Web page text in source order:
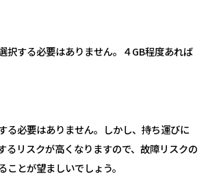
択する必要はありません。４GB程度あれば
る必要はありません。しかし、持ち運びに
るリスクが高くなりますので、故障リスクの
ことが望ましいでしょう。